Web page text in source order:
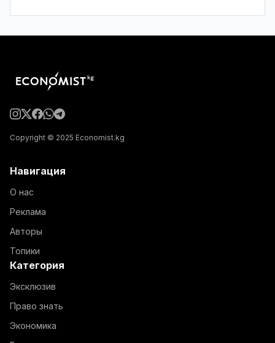
Copyright © 2025 Economist.kg
Навигация
О нас
Реклама
Авторы
Топики
Категория
Эксклюзив
Право знать
Экономика